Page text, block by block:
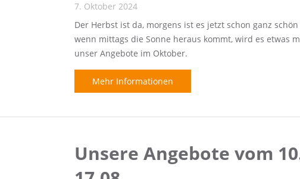
7. Oktober 2024
Der Herbst ist da, morgens ist es jetzt schon ganz
wenn mittags die Sonne heraus kommt, wird es etwas
unser Angebote im Oktober.
Mehr Informationen
Unsere Angebote vom